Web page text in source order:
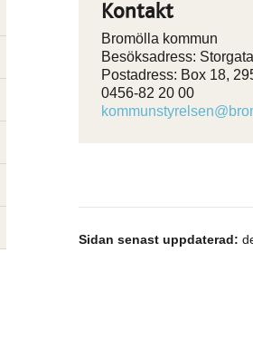
Kontakt
Bromölla kommun
Besöksadress:
Postadress: Box 18,
0456-82 20 00
Sidan senast uppdaterad: